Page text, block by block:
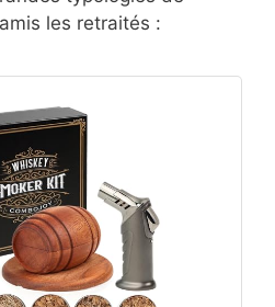
les retraités :